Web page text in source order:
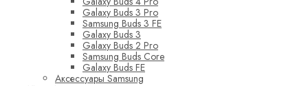
Galaxy Buds 3 Pro
Samsung Buds 3 FE
Galaxy Buds 3
Galaxy Buds 2 Pro
Samsung Buds Core
Galaxy Buds FE
Аксессуары Samsung